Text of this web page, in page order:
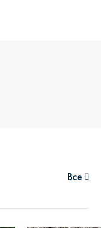
Все